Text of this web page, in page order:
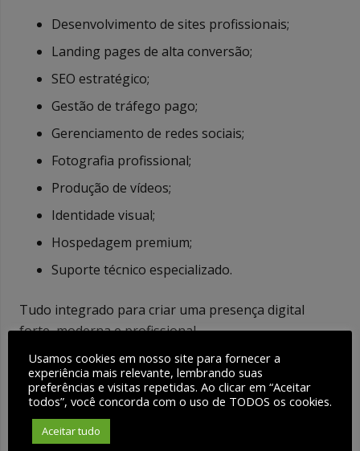
Desenvolvimento de sites profissionais;
Landing pages de alta conversão;
SEO estratégico;
Gestão de tráfego pago;
Gerenciamento de redes sociais;
Fotografia profissional;
Produção de vídeos;
Identidade visual;
Hospedagem premium;
Suporte técnico especializado.
Tudo integrado para criar uma presença digital
forte, moderna e profissional.
Design Clean, Responsivo
e Profissional
Usamos cookies em nosso site para fornecer a
experiência mais relevante, lembrando suas
preferências e visitas repetidas. Ao clicar em “Aceitar
todos”, você concorda com o uso de TODOS os cookies.
Aceitar tudo